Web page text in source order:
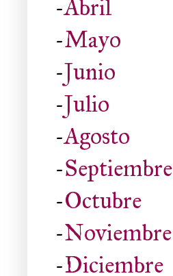
-Abril
-Mayo
-Junio
-Julio
-Agosto
-Septiembre
-Octubre
-Noviembre
-Diciembre